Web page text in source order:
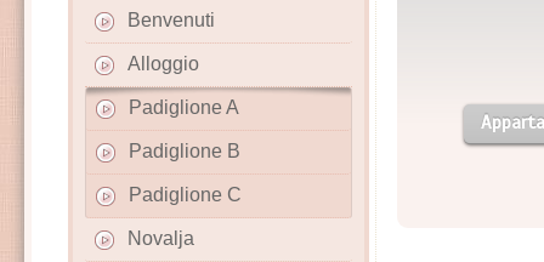
Benvenuti
Alloggio
Padiglione A
Padiglione B
Padiglione C
Novalja